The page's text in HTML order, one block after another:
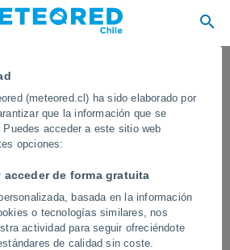
(meteored.cl) ha sido elaborado por
que la información que se
acceder a este sitio web
opciones:
de forma gratuita
basada en la información
o tecnologías similares, nos
actividad para seguir ofreciéndote
de calidad sin coste.
las ciudades de
Sur
de Nueva Gales del Sur
W - Z